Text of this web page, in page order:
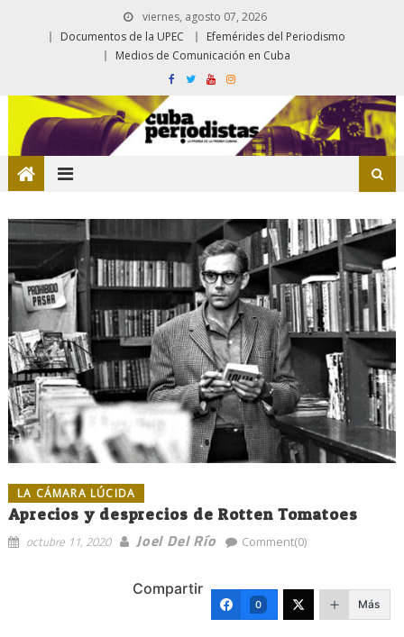
viernes, agosto 07, 2026
Documentos de la UPEC
Efemérides del Periodismo
Medios de Comunicación en Cuba
LA CÁMARA LÚCIDA
Aprecios y desprecios de Rotten Tomatoes
octubre 11, 2020 Joel Del Río Comment(0)
Compartir
0 Más